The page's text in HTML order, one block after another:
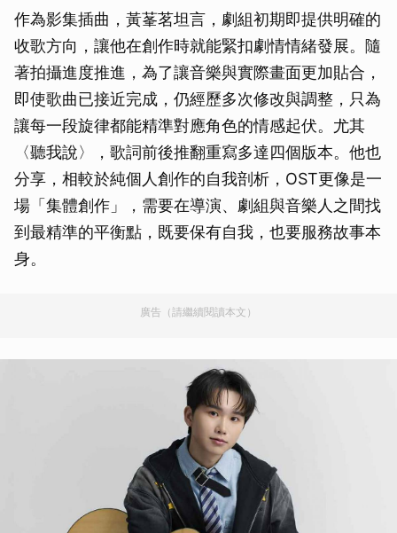
作為影集插曲，黃莑茗坦言，劇組初期即提供明確的
收歌方向，讓他在創作時就能緊扣劇情情緒發展。隨
著拍攝進度推進，為了讓音樂與實際畫面更加貼合，
即使歌曲已接近完成，仍經歷多次修改與調整，只為
讓每一段旋律都能精準對應角色的情感起伏。尤其
〈聽我說〉，歌詞前後推翻重寫多達四個版本。他也
分享，相較於純個人創作的自我剖析，OST更像是一
場「集體創作」，需要在導演、劇組與音樂人之間找
到最精準的平衡點，既要保有自我，也要服務故事本
身。
廣告（請繼續閱讀本文）